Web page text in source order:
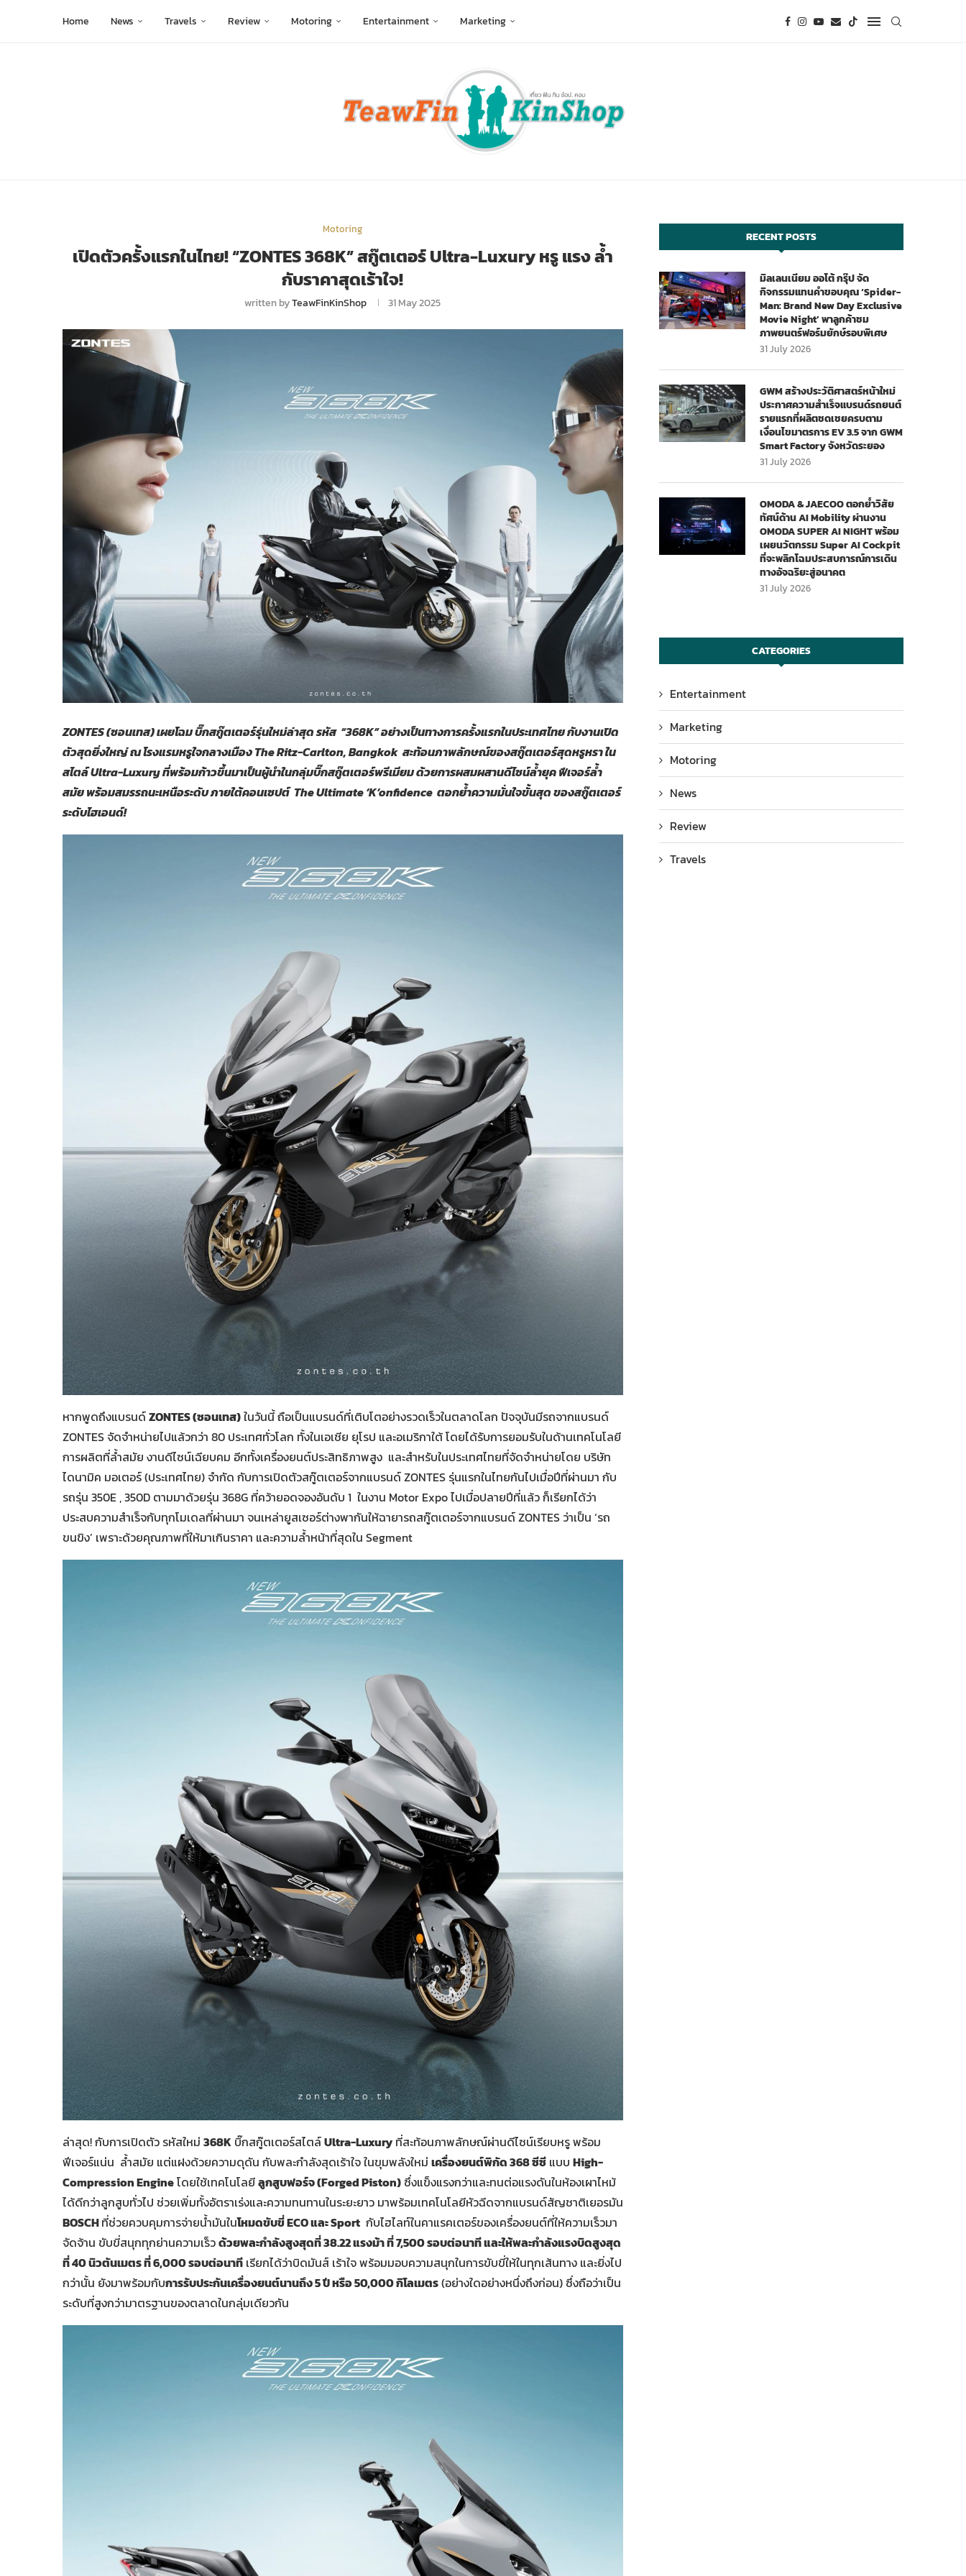
Home News Travels Review Motoring Entertainment Marketing
Motoring
เปิดตัวครั้งแรกในไทย! “ZONTES 368K” สกู๊ตเตอร์ Ultra-Luxury หรู แรง ล้ำ
กับราคาสุดเร้าใจ!
written byTeawFinKinShop 31 May 2025
ZONTES (ซอนเทส)เผยโฉม บิ๊กสกู๊ตเตอร์รุ่นใหม่ล่าสุด รหัส “368K”อย่างเป็นทางการครั้งแรกในประเทศไทย กับงานเปิด
ตัวสุดยิ่งใหญ่ ณ โรงแรมหรูใจกลางเมือง The Ritz-Carlton, Bangkok สะท้อนภาพลักษณ์ของสกู๊ตเตอร์สุดหรูหรา ใน
สไตล์ Ultra-Luxury ที่พร้อมก้าวขึ้นมาเป็นผู้นำในกลุ่มบิ๊กสกู๊ตเตอร์พรีเมียม ด้วยการผสมผสานดีไซน์ล้ำยุค ฟีเจอร์ล้ำ
สมัย พร้อมสมรรถนะเหนือระดับ ภายใต้คอนเซปต์ The Ultimate ‘K’onfidence ตอกย้ำความมั่นใจขั้นสุด ของสกู๊ตเตอร์
ระดับไฮเอนด์!
หากพูดถึงแบรนด์ZONTES (ซอนเทส)ในวันนี้ ถือเป็นแบรนด์ที่เติบโตอย่างรวดเร็วในตลาดโลก ปัจจุบันมีรถจากแบรนด์
ZONTES จัดจำหน่ายไปแล้วกว่า 80 ประเทศทั่วโลก ทั้งในเอเชีย ยุโรป และอเมริกาใต้ โดยได้รับการยอมรับในด้านเทคโนโลยี
การผลิตที่ล้ำสมัย งานดีไซน์เฉียบคม อีกทั้งเครื่องยนต์ประสิทธิภาพสูง และสำหรับในประเทศไทยที่จัดจำหน่ายโดย บริษัท
ไดนามิค มอเตอร์ (ประเทศไทย) จำกัด กับการเปิดตัวสกู๊ตเตอร์จากแบรนด์ ZONTES รุ่นแรกในไทยกันไปเมื่อปีที่ผ่านมา กับ
รถรุ่น 350E , 350D ตามมาด้วยรุ่น 368G ที่คว้ายอดจองอันดับ 1 ในงาน Motor Expo ไปเมื่อปลายปีที่แล้ว ก็เรียกได้ว่า
ประสบความสำเร็จกับทุกโมเดลที่ผ่านมา จนเหล่ายูสเซอร์ต่างพากันให้ฉายารถสกู๊ตเตอร์จากแบรนด์ ZONTES ว่าเป็น ‘รถ
ขนขิง’ เพราะด้วยคุณภาพที่ให้มาเกินราคา และความล้ำหน้าที่สุดใน Segment
ล่าสุด! กับการเปิดตัว รหัสใหม่ 368K บิ๊กสกู๊ตเตอร์สไตล์Ultra-Luxury ที่สะท้อนภาพลักษณ์ผ่านดีไซน์เรียบหรู พร้อม
ฟีเจอร์แน่น ล้ำสมัย แต่แฝงด้วยความดุดัน กับพละกำลังสุดเร้าใจ ในขุมพลังใหม่ เครื่องยนต์พิกัด368 ซีซี แบบ High-
Compression Engineโดยใช้เทคโนโลยีลูกสูบฟอร์จ (Forged Piston) ซึ่งแข็งแรงกว่าและทนต่อแรงดันในห้องเผาไหม้
ได้ดีกว่าลูกสูบทั่วไป ช่วยเพิ่มทั้งอัตราเร่งและความทนทานในระยะยาว มาพร้อมเทคโนโลยีหัวฉีดจากแบรนด์สัญชาติเยอรมัน
BOSCHที่ช่วยควบคุมการจ่ายน้ำมันในโหมดขับขี่ECO และ Sport กับไฮไลท์ในคาแรคเตอร์ของเครื่องยนต์ที่ให้ความเร็วมา
จัดจ้าน ขับขี่สนุกทุกย่านความเร็วด้วยพละกำลังสูงสุดที่ 38.22 แรงม้า ที่ 7,500 รอบต่อนาที และให้พละกำลังแรงบิดสูงสุด
ที่ 40 นิวตันเมตร ที่ 6,000 รอบต่อนาที เรียกได้ว่าบิดมันส์ เร้าใจ พร้อมมอบความสนุกในการขับขี่ให้ในทุกเส้นทาง และยิ่งไป
กว่านั้น ยังมาพร้อมกับการรับประกันเครื่องยนต์นานถึง 5 ปี หรือ 50,000 กิโลเมตร(อย่างใดอย่างหนึ่งถึงก่อน) ซึ่งถือว่าเป็น
ระดับที่สูงกว่ามาตรฐานของตลาดในกลุ่มเดียวกัน
RECENT POSTS
มิลเลนเนียม ออโต้ กรุ๊ป จัด
กิจกรรมแทนคำขอบคุณ ‘Spider-
Man: Brand New Day Exclusive
Movie Night’ พาลูกค้าชม
ภาพยนตร์ฟอร์มยักษ์รอบพิเศษ
31 July 2026
GWM สร้างประวัติศาสตร์หน้าใหม่
ประกาศความสำเร็จแบรนด์รถยนต์
รายแรกที่ผลิตชดเชยครบตาม
เงื่อนไขมาตรการ EV 3.5 จาก GWM
Smart Factory จังหวัดระยอง
31 July 2026
OMODA & JAECOO ตอกย้ำวิสัย
ทัศน์ด้าน AI Mobility ผ่านงาน
OMODA SUPER AI NIGHT พร้อม
เผยนวัตกรรม Super AI Cockpit
ที่จะพลิกโฉมประสบการณ์การเดิน
ทางอัจฉริยะสู่อนาคต
31 July 2026
CATEGORIES
Entertainment
Marketing
Motoring
News
Review
Travels